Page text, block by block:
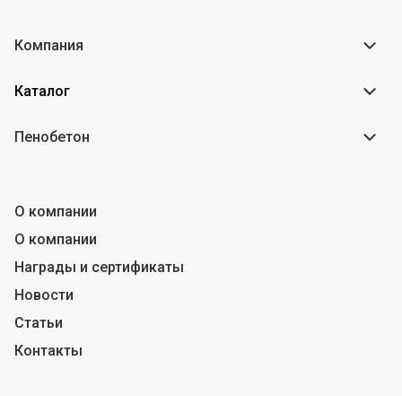
Компания
Каталог
Пенобетон
О компании
О компании
Награды и сертификаты
Новости
Статьи
Контакты